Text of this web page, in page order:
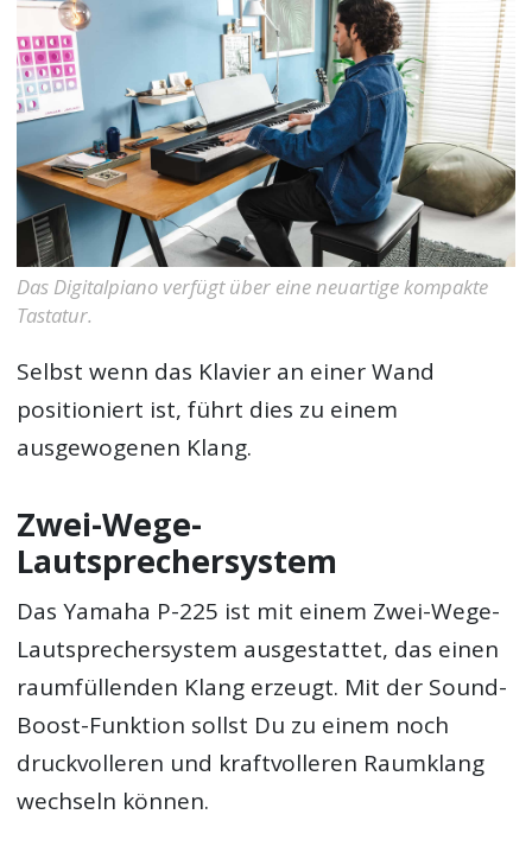
Das Digitalpiano verfügt über eine neuartige kompakte
Tastatur.
Selbst wenn das Klavier an einer Wand
positioniert ist, führt dies zu einem
ausgewogenen Klang.
Zwei-Wege-
Lautsprechersystem
Das Yamaha P-225 ist mit einem Zwei-Wege-
Lautsprechersystem ausgestattet, das einen
raumfüllenden Klang erzeugt. Mit der Sound-
Boost-Funktion sollst Du zu einem noch
druckvolleren und kraftvolleren Raumklang
wechseln können.